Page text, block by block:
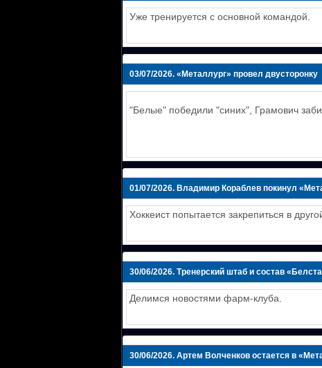
Уже тренируется с основной командой.
03/07/2026. «Металлург» провел двусторонку
"Белые" победили "синих", Грамович
01/07/2026. Владимир Кораблев покинул
Хоккеист попытается закрепиться в
30/06/2026. Тренерский штаб и состав
Делимся новостями фарм-клуба.
30/06/2026. Артем Волченков остается в